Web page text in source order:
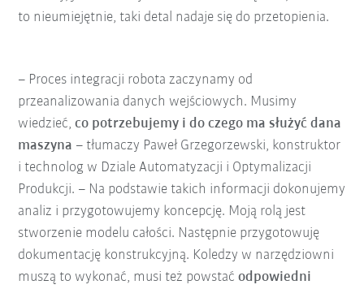
to nieumiejętnie, taki detal nadaje się do przetopienia.
– Proces integracji robota zaczynamy od
przeanalizowania danych wejściowych. Musimy
wiedzieć,co potrzebujemy i do czego ma służyć dana
maszyna – tłumaczy Paweł Grzegorzewski, konstruktor
i technolog w Dziale Automatyzacji i Optymalizacji
Produkcji. – Na podstawie takich informacji dokonujemy
analiz i przygotowujemy koncepcję. Moją rolą jest
stworzenie modelu całości. Następnie przygotowuję
dokumentację konstrukcyjną. Koledzy w narzędziowni
muszą to wykonać, musi też powstaćodpowiedni